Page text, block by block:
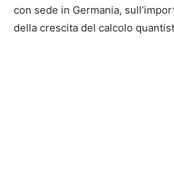
con sede in Germania,
della crescita del calcolo